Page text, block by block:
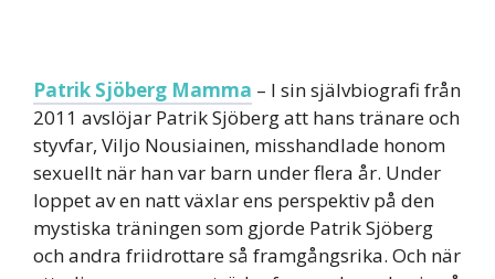
Patrik Sjöberg Mamma – I sin självbiografi från
2011 avslöjar Patrik Sjöberg att hans tränare och
styvfar, Viljo Nousiainen, misshandlade honom
sexuellt när han var barn under flera år. Under
loppet av en natt växlar ens perspektiv på den
mystiska träningen som gjorde Patrik Sjöberg
och andra friidrottare så framgångsrika. Och när